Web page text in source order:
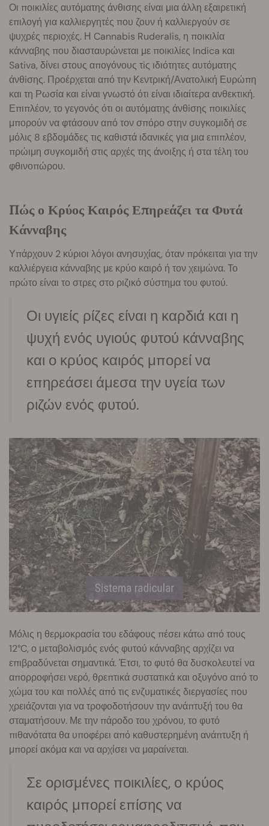
Οι ποικιλίες αυτόματης άνθισης είναι μια άλλη εξαιρετική
επιλογή για καλλιεργητές που ζουν ή καλλιεργούν σε
ψυχρές περιοχές. Η Cannabis Ruderalis, η ποικιλία
κάνναβης που διασταυρώνεται με ποικιλίες Indica και
Sativa, δίνει στους απογόνους τiς ιδιότητες αυτόματης
άνθiσης. Προέρχεται από την Κεντρική/Ανατολική Ευρώπη
και τη Ρωσία και είναι γνωστό ότι είναι ιδιαίτερα ανθεκτική.
Επιπλέον, το γεγονός ότι οι αυτόματης άνθiσης ποικιλίες
μπορούν να φτάσουν από τον σπόρο στην συγκομιδή σε
μόλις 8 εβδομάδες τις καθιστά ιδανικές για μια επιπλέον,
πρώιμη συγκομιδή στις αρχές της άνοιξης ή στα τέλη του
φθινοπώρου.
Πώς ο Κρύος Καιρός Επηρεάζει τα Φυτά
Κάνναβης
Υπάρχουν 2 κύριοι λόγοι ανησυχίας, όταν πρόκειται για την
καλλιέργεια κάνναβης με κρύο καιρό ή τον χειμώνα. Το
πρώτο είναι το στρες στο ριζικό σύστημα του φυτού.
Οι υγιείς ρίζες είναι η καρδιά και η
ψυχή ενός υγιούς φυτού κάνναβης
και ο κρύος καιρός μπορεί να
επηρεάσει άμεσα την υγεία των
ριζών ενός φυτού.
Μόλις η θερμοκρασία του εδάφους πέσει κάτω από τους
12°C, ο μεταβολισμός ενός φυτού κάνναβης αρχίζει να
επιβραδύνεται σημαντικά. Έτσι, το φυτό θα δυσκολευτεί να
απορροφήσει νερό, θρεπτικά συστατικά και οξυγόνο από το
χώμα του και πολλές από τις ενζυματικές διεργασίες που
χρειάζονται για να τροφοδοτήσουν την ανάπτυξή του θα
σταματήσουν. Με την πάροδο του χρόνου, το φυτό
πιθανότατα θα υποφέρει από καθυστερημένη ανάπτυξη ή
μπορεί ακόμα και να αρχίσει να μαραίνεται.
Σε ορισμένες ποικιλίες, ο κρύος
καιρός μπορεί επίσης να